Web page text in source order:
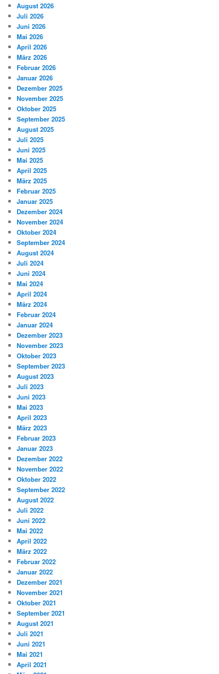
n
August 2026
Juli 2026
Juni 2026
Mai 2026
April 2026
März 2026
Februar 2026
Januar 2026
Dezember 2025
November 2025
Oktober 2025
September 2025
August 2025
Juli 2025
Juni 2025
Mai 2025
April 2025
März 2025
Februar 2025
Januar 2025
Dezember 2024
November 2024
Oktober 2024
September 2024
August 2024
Juli 2024
Juni 2024
Mai 2024
April 2024
März 2024
Februar 2024
Januar 2024
Dezember 2023
November 2023
Oktober 2023
September 2023
August 2023
Juli 2023
Juni 2023
Mai 2023
April 2023
März 2023
Februar 2023
Januar 2023
Dezember 2022
November 2022
Oktober 2022
September 2022
August 2022
Juli 2022
Juni 2022
Mai 2022
April 2022
März 2022
Februar 2022
Januar 2022
Dezember 2021
November 2021
Oktober 2021
September 2021
August 2021
Juli 2021
Juni 2021
Mai 2021
April 2021